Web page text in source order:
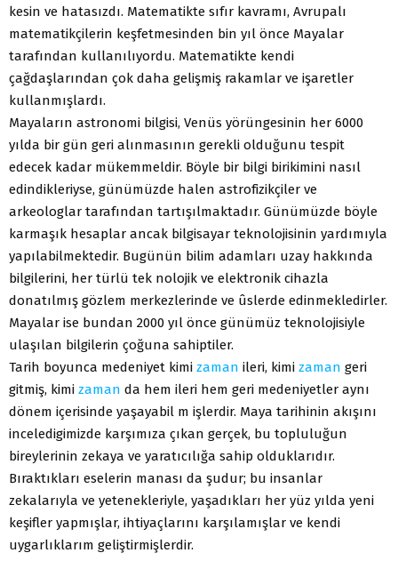
kesin ve hatasızdı. Matematikte sıfır kavramı, Avrupalı
matematikçilerin keşfetmesinden bin yıl önce Mayalar
tarafından kullanılıyordu. Matematikte kendi
çağdaşlarından çok daha gelişmiş rakamlar ve işaretler
kullanmışlardı.
Mayaların astronomi bilgisi, Venüs yörüngesinin her 6000
yılda bir gün geri alınmasının gerekli olduğunu tespit
edecek kadar mükemmeldir. Böyle bir bilgi birikimini nasıl
edindikleriyse, günümüzde halen astrofizikçiler ve
arkeologlar tarafından tartışılmaktadır. Günümüzde böyle
karmaşık hesaplar ancak bilgisayar teknolojisinin yardımıyla
yapılabilmektedir. Bugünün bilim adamları uzay hakkında
bilgilerini, her türlü tek nolojik ve elektronik cihazla
donatılmış gözlem merkezlerinde ve ûslerde edinmekledirler.
Mayalar ise bundan 2000 yıl önce günümüz teknolojisiyle
ulaşılan bilgilerin çoğuna sahiptiler.
Tarih boyunca medeniyet kimi zaman ileri, kimi zaman geri
gitmiş, kimi zaman da hem ileri hem geri medeniyetler aynı
dönem içerisinde yaşayabil m işlerdir. Maya tarihinin akışını
inceledigimizde karşımıza çıkan gerçek, bu topluluğun
bireylerinin zekaya ve yaratıcılığa sahip olduklarıdır.
Bıraktıkları eselerin manası da şudur; bu insanlar
zekalarıyla ve yetenekleriyle, yaşadıkları her yüz yılda yeni
keşifler yapmışlar, ihtiyaçlarını karşılamışlar ve kendi
uygarlıklarım geliştirmişlerdir.